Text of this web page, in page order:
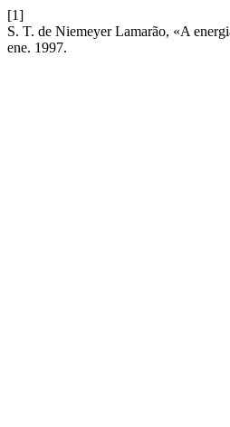
[1]
S. T. de Niemeyer Lamarão, «A
ene. 1997.